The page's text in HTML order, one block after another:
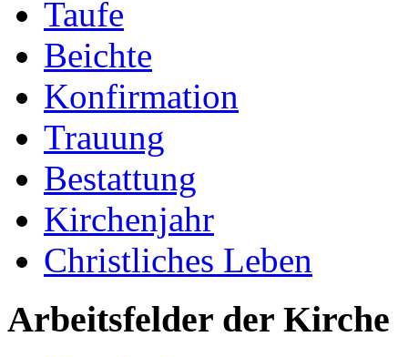
Taufe
Beichte
Konfirmation
Trauung
Bestattung
Kirchenjahr
Christliches Leben
Arbeitsfelder der Kirche